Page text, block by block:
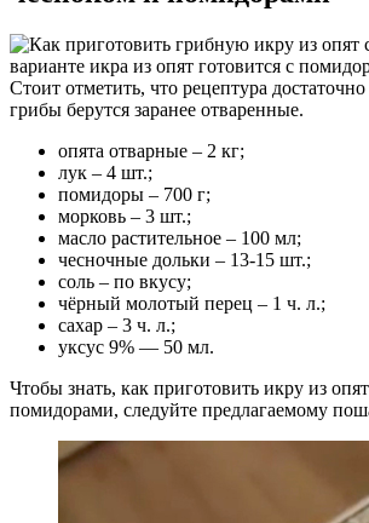
варианте икра из опят готовится с
Стоит отметить, что рецептура достаточно
грибы берутся заранее отваренные.
опята отварные – 2 кг;
лук – 4 шт.;
помидоры – 700 г;
морковь – 3 шт.;
масло растительное – 100 мл;
чесночные дольки – 13-15 шт.;
соль – по вкусу;
чёрный молотый перец – 1 ч. л.;
сахар – 3 ч. л.;
уксус 9% — 50 мл.
Чтобы знать, как приготовить икру из
помидорами, следуйте предлагаемому